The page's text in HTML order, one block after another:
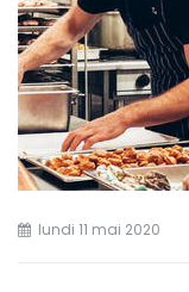
lundi 11 mai 2020